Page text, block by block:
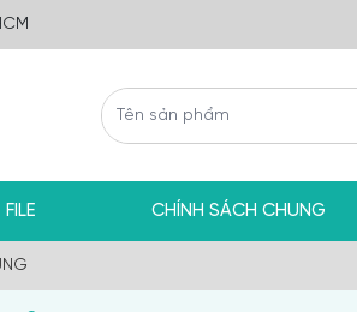
FILE CHÍNH SÁCH CHUNG